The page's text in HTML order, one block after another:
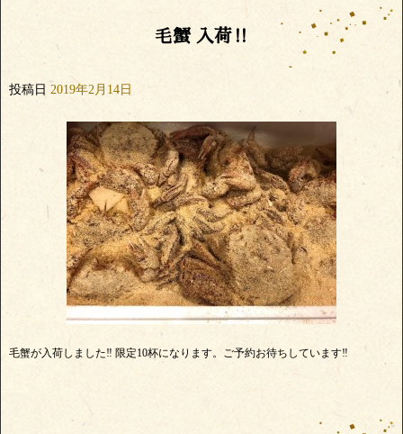
毛蟹 入荷‼️
投稿日 2019年2月14日
毛蟹が入荷しました‼️ 限定10杯になります。ご予約お待ちしています‼️